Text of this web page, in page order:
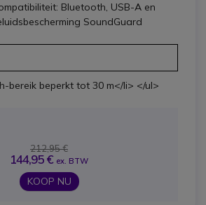
Bluetooth, USB-A en
SoundGuard
bereik beperkt tot 30 m</li> </ul>
212,95 €
144,95 € ex. BTW
KOOP NU